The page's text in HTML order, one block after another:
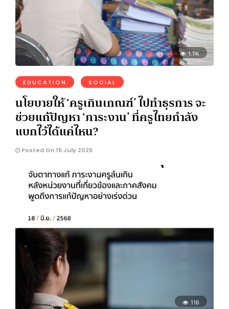
1.7K
EDUCATION SOCIAL
นโยบายให้ ‘ครูเกินเกณฑ์’ ไปทำธุรการ จะ
ช่วยแก้ปัญหา ‘ภาระงาน’ ที่ครูไทยกำลัง
แบกไว้ได้แค่ไหน?
Posted On 15 July 2025
116